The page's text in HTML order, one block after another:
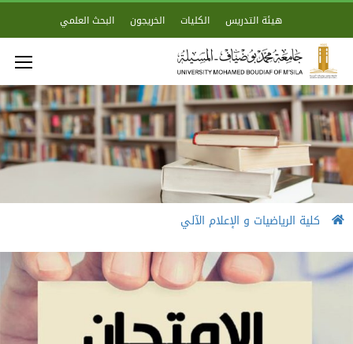
هيئة التدريس الكليات الخريجون البحث العلمي
كلية الرياضيات و الإعلام الآلي